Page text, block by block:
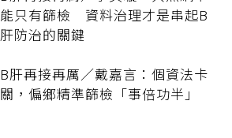
能只有篩檢 資料治理才是串起B
肝防治的關鍵
B肝再接再厲／戴嘉言：個資法卡
關，偏鄉精準篩檢「事倍功半」